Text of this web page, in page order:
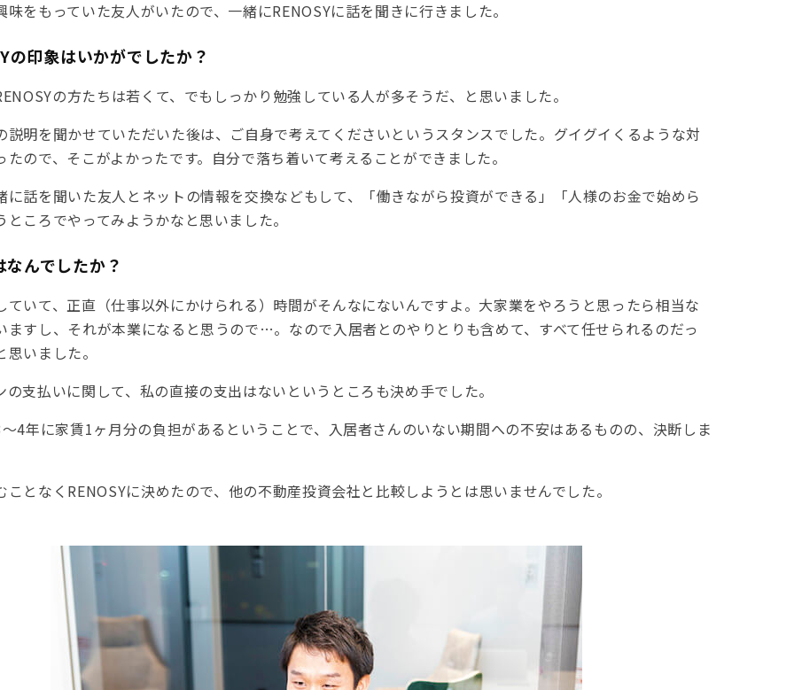
味をもっていた友人がいたので、一緒にRENOSYに話を聞きに行きました。
印象はいかがでしたか？
の方たちは若くて、でもしっかり勉強している人が多そうだ、と思いました。
説明を聞かせていただいた後は、ご自身で考えてくださいというスタンスでした。グイグイくるような対
たので、そこがよかったです。自分で落ち着いて考えることができました。
に話を聞いた友人とネットの情報を交換などもして、「働きながら投資ができる」「人様のお金で始めら
ところでやってみようかなと思いました。
んでしたか？
ていて、正直（仕事以外にかけられる）時間がそんなにないんですよ。大家業をやろうと思ったら相当な
ますし、それが本業になると思うので…。なので入居者とのやりとりも含めて、すべて任せられるのだっ
いました。
の支払いに関して、私の直接の支出はないというところも決め手でした。
4年に家賃1ヶ月分の負担があるということで、入居者さんのいない期間への不安はあるものの、決断しま
ことなくRENOSYに決めたので、他の不動産投資会社と比較しようとは思いませんでした。